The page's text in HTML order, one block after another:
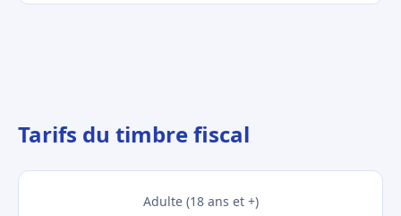
Tarifs du timbre fiscal
Adulte (18 ans et +)